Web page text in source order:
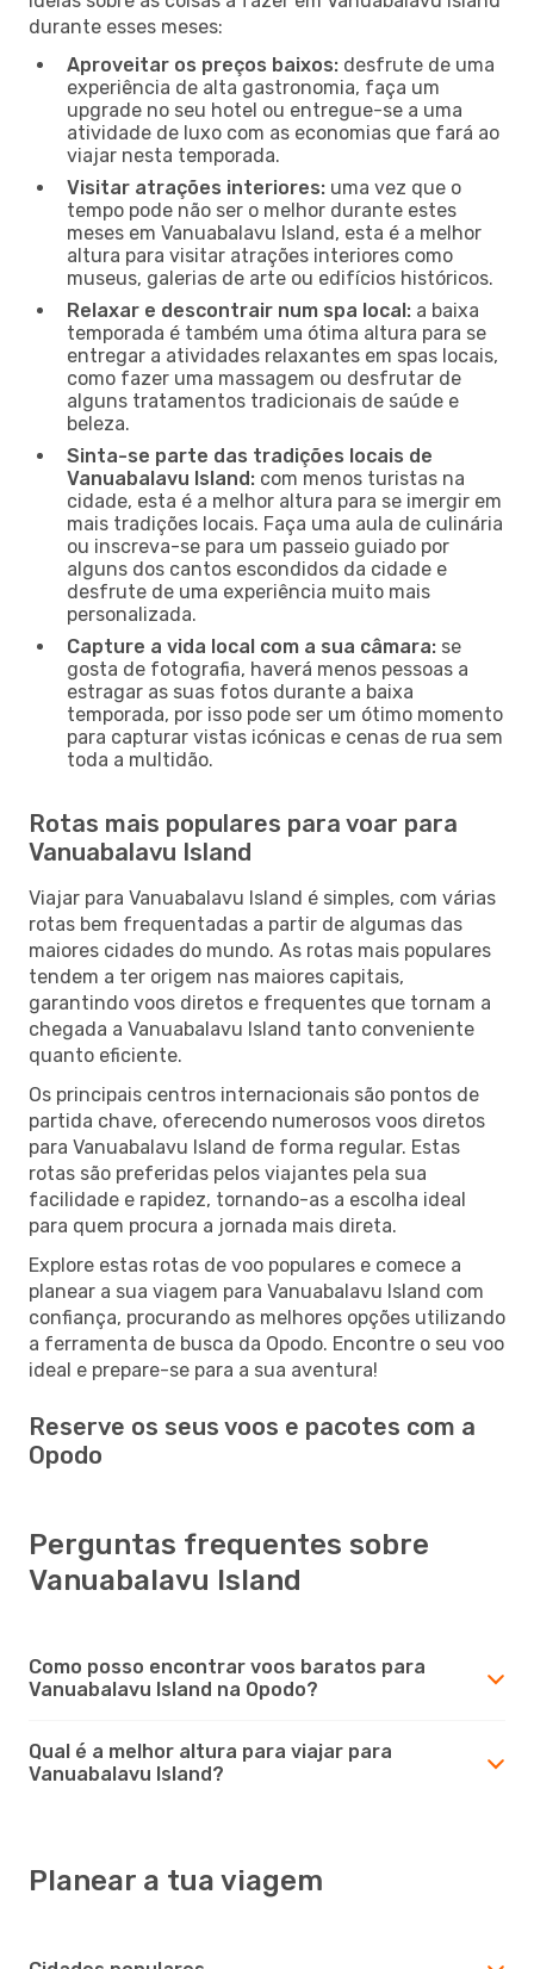
durante esses meses:
Aproveitar os preços baixos: desfrute de uma
experiência de alta gastronomia, faça um
upgrade no seu hotel ou entregue-se a uma
atividade de luxo com as economias que fará ao
viajar nesta temporada.
Visitar atrações interiores: uma vez que o
tempo pode não ser o melhor durante estes
meses em Vanuabalavu Island, esta é a melhor
altura para visitar atrações interiores como
museus, galerias de arte ou edifícios históricos.
Relaxar e descontrair num spa local: a baixa
temporada é também uma ótima altura para se
entregar a atividades relaxantes em spas locais,
como fazer uma massagem ou desfrutar de
alguns tratamentos tradicionais de saúde e
beleza.
Sinta-se parte das tradições locais de
Vanuabalavu Island: com menos turistas na
cidade, esta é a melhor altura para se imergir em
mais tradições locais. Faça uma aula de culinária
ou inscreva-se para um passeio guiado por
alguns dos cantos escondidos da cidade e
desfrute de uma experiência muito mais
personalizada.
Capture a vida local com a sua câmara: se
gosta de fotografia, haverá menos pessoas a
estragar as suas fotos durante a baixa
temporada, por isso pode ser um ótimo momento
para capturar vistas icónicas e cenas de rua sem
toda a multidão.
Rotas mais populares para voar para
Vanuabalavu Island
Viajar para Vanuabalavu Island é simples, com várias
rotas bem frequentadas a partir de algumas das
maiores cidades do mundo. As rotas mais populares
tendem a ter origem nas maiores capitais,
garantindo voos diretos e frequentes que tornam a
chegada a Vanuabalavu Island tanto conveniente
quanto eficiente.
Os principais centros internacionais são pontos de
partida chave, oferecendo numerosos voos diretos
para Vanuabalavu Island de forma regular. Estas
rotas são preferidas pelos viajantes pela sua
facilidade e rapidez, tornando-as a escolha ideal
para quem procura a jornada mais direta.
Explore estas rotas de voo populares e comece a
planear a sua viagem para Vanuabalavu Island com
confiança, procurando as melhores opções utilizando
a ferramenta de busca da Opodo. Encontre o seu voo
ideal e prepare-se para a sua aventura!
Reserve os seus voos e pacotes com a
Opodo
Perguntas frequentes sobre
Vanuabalavu Island
Como posso encontrar voos baratos para
Vanuabalavu Island na Opodo?
Qual é a melhor altura para viajar para
Vanuabalavu Island?
Planear a tua viagem